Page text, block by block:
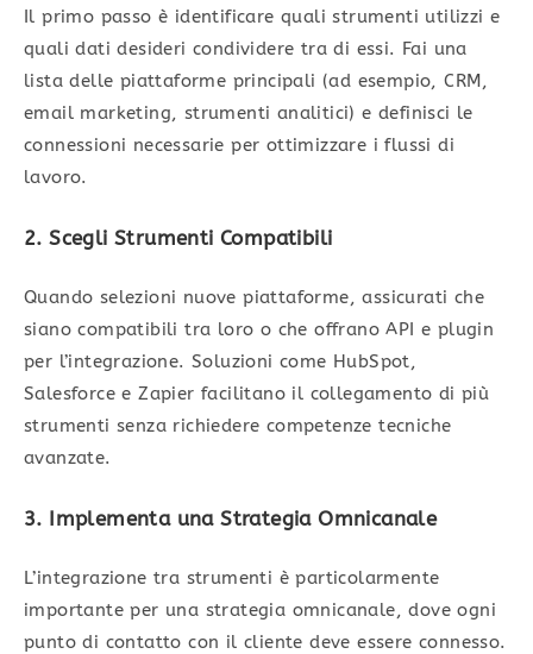
Il primo passo è identificare quali strumenti utilizzi e
quali dati desideri condividere tra di essi. Fai una
lista delle piattaforme principali (ad esempio, CRM,
email marketing, strumenti analitici) e definisci le
connessioni necessarie per ottimizzare i flussi di
lavoro.
2. Scegli Strumenti Compatibili
Quando selezioni nuove piattaforme, assicurati che
siano compatibili tra loro o che offrano API e plugin
per l’integrazione. Soluzioni come HubSpot,
Salesforce e Zapier facilitano il collegamento di più
strumenti senza richiedere competenze tecniche
avanzate.
3. Implementa una Strategia Omnicanale
L’integrazione tra strumenti è particolarmente
importante per una strategia omnicanale, dove ogni
punto di contatto con il cliente deve essere connesso.